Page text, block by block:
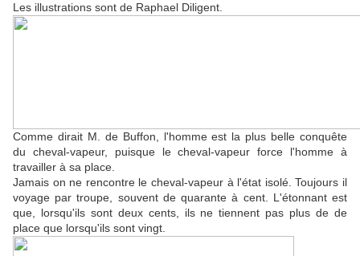
Les illustrations sont de Raphael Diligent.
Comme dirait M. de Buffon, l'homme est la plus belle conquête
du cheval-vapeur, puisque le cheval-vapeur force l'homme à
travailler à sa place.
Jamais on ne rencontre le cheval-vapeur à l'état isolé. Toujours il
voyage par troupe, souvent de quarante à cent. L'étonnant est
que, lorsqu'ils sont deux cents, ils ne tiennent pas plus de de
place que lorsqu'ils sont vingt.